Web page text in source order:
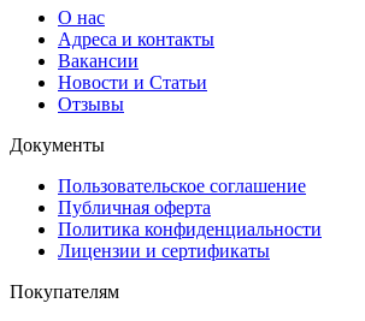
О нас
Адреса и контакты
Вакансии
Новости и Статьи
Отзывы
Документы
Пользовательское соглашение
Публичная оферта
Политика конфиденциальности
Лицензии и сертификаты
Покупателям